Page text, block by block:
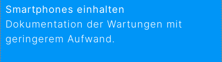
Smartphones einhalten
Dokumentation der Wartungen mit
geringerem Aufwand.